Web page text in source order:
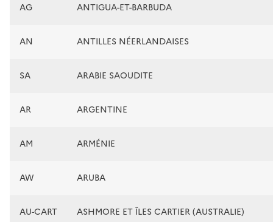
AG ANTIGUA-ET-BARBUDA
AN ANTILLES NÉERLANDAISES
SA ARABIE SAOUDITE
AR ARGENTINE
AM ARMÉNIE
AW ARUBA
AU-CART ASHMORE ET ÎLES CARTIER (AUSTRALIE)